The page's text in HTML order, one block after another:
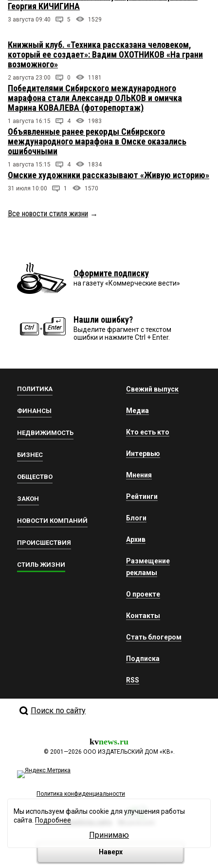
Георгия КИЧИГИНА
3 августа 09:40 5 1529
Книжный клуб. «Техника рассказана человеком,
который ее создает»: Вадим ОХОТНИКОВ «На грани
возможного»
2 августа 23:00 0 1181
Победителями Сибирского международного
марафона стали Александр ОЛЬКОВ и омичка
Марина КОВАЛЕВА (фоторепортаж)
1 августа 16:15 4 1983
Объявленные ранее рекорды Сибирского
международного марафона в Омске оказались
ошибочными
1 августа 15:15 4 1834
Омские художники рассказывают «Живую историю»
31 июля 10:00 1 1570
Все новости стиля жизни →
Оформите подписку
на газету «Коммерческие вести»
Нашли ошибку?
Выделите фрагмент с текстом
ошибки и нажмите Ctrl + Enter.
ПОЛИТИКА
ФИНАНСЫ
НЕДВИЖИМОСТЬ
БИЗНЕС
ОБЩЕСТВО
ЗАКОН
НОВОСТИ КОМПАНИЙ
ПРОИСШЕСТВИЯ
СТИЛЬ ЖИЗНИ
Свежий выпуск
Медиа
Кто есть кто
Интервью
Мнения
Рейтинги
Блоги
Архив
Размещение
рекламы
О проекте
Контакты
Стать блогером
Подписка
RSS
Поиск по сайту
kvnews.ru
© 2001—2026 ООО ИЗДАТЕЛЬСКИЙ ДОМ «КВ».
Политика конфиденциальности
Разработка сайта
Наверх
Мы используем файлы cookie для улучшения работы
сайта. Подробнее
Принимаю